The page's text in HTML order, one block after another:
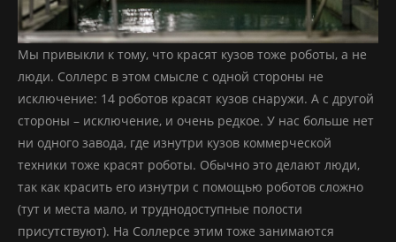
Мы привыкли к тому, что красят кузов тоже роботы, а не
люди. Соллерс в этом смысле с одной стороны не
исключение: 14 роботов красят кузов снаружи. А с другой
стороны – исключение, и очень редкое. У нас больше нет
ни одного завода, где изнутри кузов коммерческой
техники тоже красят роботы. Обычно это делают люди,
так как красить его изнутри с помощью роботов сложно
(тут и места мало, и труднодоступные полости
присутствуют). На Соллерсе этим тоже занимаются